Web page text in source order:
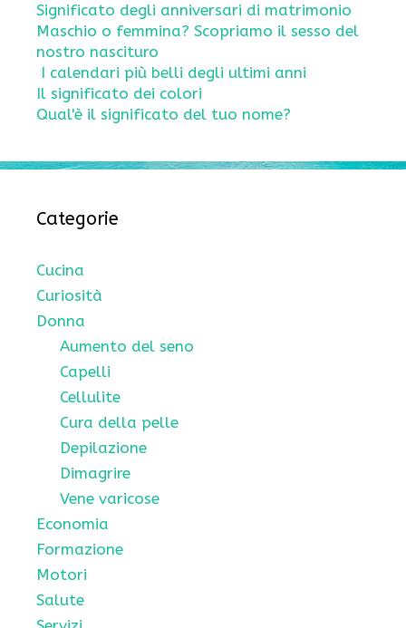
Significato degli anniversari di matrimonio
Maschio o femmina? Scopriamo il sesso del
nostro nascituro
I calendari più belli degli ultimi anni
Il significato dei colori
Qual'è il significato del tuo nome?
Categorie
Cucina
Curiosità
Donna
Aumento del seno
Capelli
Cellulite
Cura della pelle
Depilazione
Dimagrire
Vene varicose
Economia
Formazione
Motori
Salute